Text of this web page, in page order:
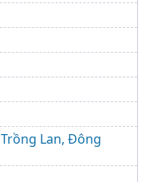
Lan, Đông